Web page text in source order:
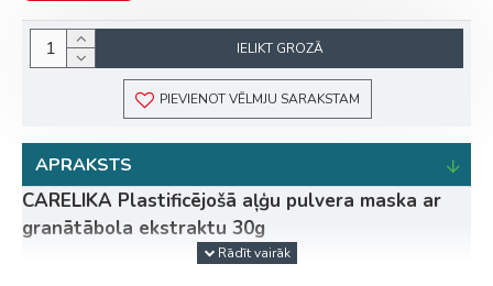
IELIKT GROZĀ
PIEVIENOT VĒLMJU SARAKSTAM
APRAKSTS
CARELIKA Plastificējošā aļģu pulvera maska ar
granātābola ekstraktu 30g
Maska bagātināta ar ļoti efektīvām sastāvdaļām, kas